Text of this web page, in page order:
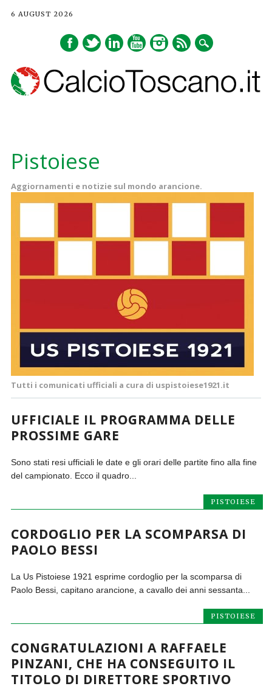
6 AUGUST 2026
content
Pistoiese
Aggiornamenti e notizie sul mondo arancione.
Tutti i comunicati ufficiali a cura di uspistoiese1921.it
UFFICIALE IL PROGRAMMA DELLE
PROSSIME GARE
Sono stati resi ufficiali le date e gli orari delle partite fino alla fine
del campionato. Ecco il quadro...
PISTOIESE
CORDOGLIO PER LA SCOMPARSA DI
PAOLO BESSI
La Us Pistoiese 1921 esprime cordoglio per la scomparsa di
Paolo Bessi, capitano arancione, a cavallo dei anni sessanta...
PISTOIESE
CONGRATULAZIONI A RAFFAELE
PINZANI, CHE HA CONSEGUITO IL
TITOLO DI DIRETTORE SPORTIVO